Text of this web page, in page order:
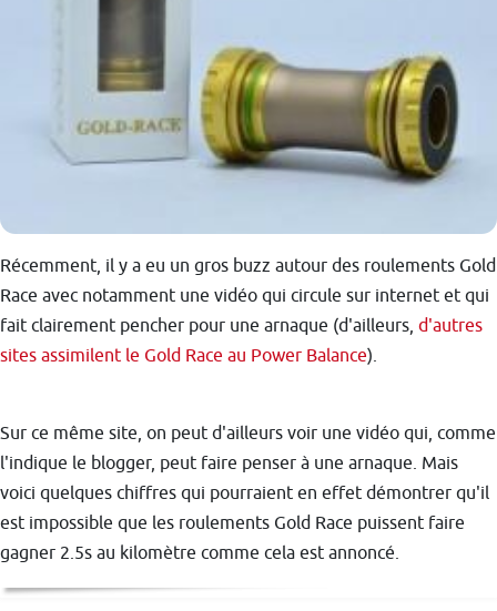
Récemment, il y a eu un gros buzz autour des roulements Gold
Race avec notamment une vidéo qui circule sur internet et qui
fait clairement pencher pour une arnaque (d'ailleurs, d'autres
sites assimilent le Gold Race au Power Balance).
Sur ce même site, on peut d'ailleurs voir une vidéo qui, comme
l'indique le blogger, peut faire penser à une arnaque. Mais
voici quelques chiffres qui pourraient en effet démontrer qu'il
est impossible que les roulements Gold Race puissent faire
gagner 2.5s au kilomètre comme cela est annoncé.